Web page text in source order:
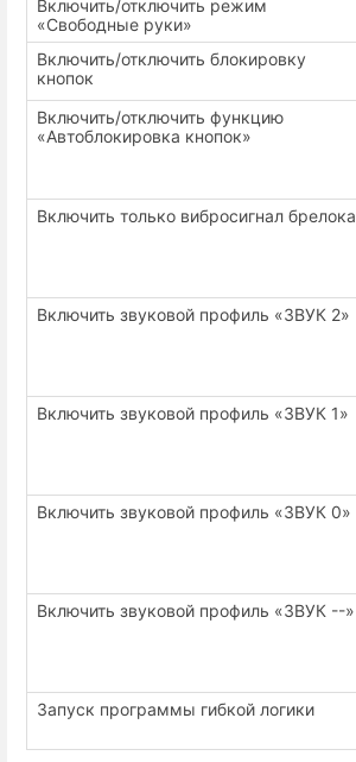
Включить/отключить режим
«Свободные руки»
Включить/отключить блокировку
кнопок
Включить/отключить функцию
«Автоблокировка кнопок»
Включить только вибросигнал брелока
Включить звуковой профиль «ЗВУК 2»
Включить звуковой профиль «ЗВУК 1»
Включить звуковой профиль «ЗВУК 0»
Включить звуковой профиль «ЗВУК --»
Запуск программы гибкой логики